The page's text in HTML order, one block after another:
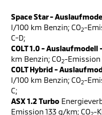
Space Star -
l/100 km Benzin; CO2-
C-D;
COLT 1.0 - Auslaufmodell
km Benzin; CO2-Emission
COLT Hybrid -
l/100 km Benzin; CO2-
C;
ASX 1.2 Turbo
Emission 133 g/km; CO2-